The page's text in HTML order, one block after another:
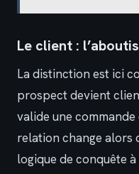
Le client :
La distinction est ici
prospect devient
valide une
relation change alors
logique de conquête